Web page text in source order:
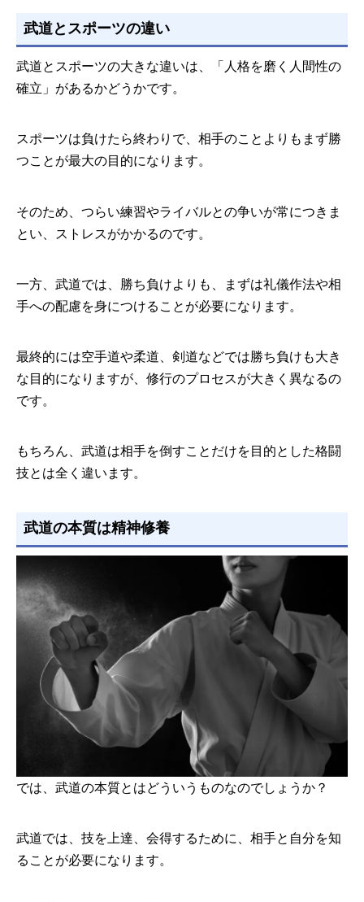
武道とスポーツの違い
武道とスポーツの大きな違いは、「人格を磨く人間性の
確立」があるかどうかです。
スポーツは負けたら終わりで、相手のことよりもまず勝
つことが最大の目的になります。
そのため、つらい練習やライバルとの争いが常につきま
とい、ストレスがかかるのです。
一方、武道では、勝ち負けよりも、まずは礼儀作法や相
手への配慮を身につけることが必要になります。
最終的には空手道や柔道、剣道などでは勝ち負けも大き
な目的になりますが、修行のプロセスが大きく異なるの
です。
もちろん、武道は相手を倒すことだけを目的とした格闘
技とは全く違います。
武道の本質は精神修養
では、武道の本質とはどういうものなのでしょうか？
武道では、技を上達、会得するために、相手と自分を知
ることが必要になります。